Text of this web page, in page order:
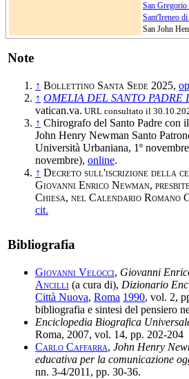
San
Sant'Ireneo
San John
Note
↑ Bollettino Santa Sede 2025,
↑ OMELIA DEL SANTO PADRE
vatican.va. URL consultato il
↑ Chirografo del Santo Padre con
John Henry Newman Santo
Università Urbaniana, 1º
novembre), online.
↑ Decreto sull'iscrizione della
Giovanni Enrico Newman,
Chiesa, nel Calendario Romano
cit.
Bibliografia
Giovanni Velocci, Giovanni
Ancilli (a cura di), Dizionario
Città Nuova, Roma 1990, vol. 2,
bibliografia e sintesi del pensiero
Enciclopedia Biografica
Roma, 2007, vol. 14, pp. 202-204
Carlo Caffarra, John Henry
educativa per la comunicazione
nn. 3-4/2011, pp. 30-36.